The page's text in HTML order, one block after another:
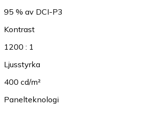
95 % av DCI-P3
Kontrast
1200 : 1
Ljusstyrka
400 cd/m²
Panelteknologi